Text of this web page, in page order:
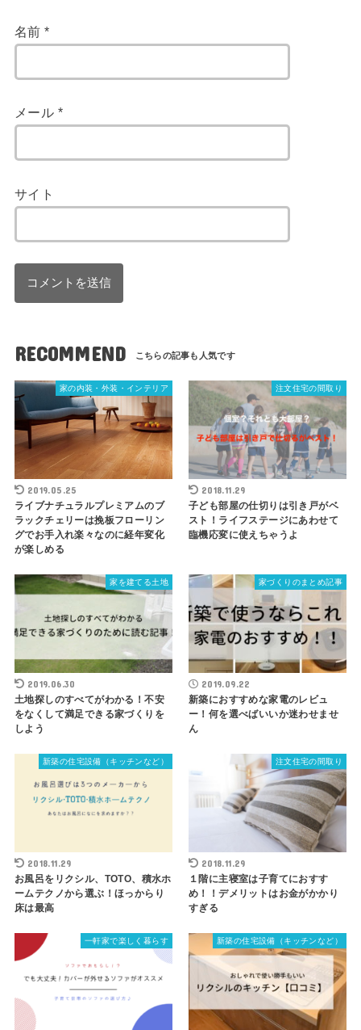
名前*
メール *
サイト
RECOMMEND
家の内装・外装・インテリア
2019.05.25
ライブナチュラルプレミアムのブ
ラックチェリーは挽板フローリン
グでお手入れ楽々なのに経年変化
が楽しめる
注文住宅の間取り
2018.11.29
子ども部屋の仕切りは引き戸がベ
スト！ライフステージにあわせて
臨機応変に使えちゃうよ
家を建てる土地
2019.06.30
土地探しのすべてがわかる！不安
をなくして満足できる家づくりを
しよう
家づくりのまとめ記事
2019.09.22
新築におすすめな家電のレビュ
ー！何を選べばいいか迷わせませ
ん
新築の住宅設備（キッチンなど）
2018.11.29
お風呂をリクシル、TOTO、積水ホ
ームテクノから選ぶ！ほっからり
床は最高
注文住宅の間取り
2018.11.29
１階に主寝室は子育てにおすす
め！！デメリットはお金がかかり
すぎる
一軒家で楽しく暮らす 新築の住宅設備（キッチンなど）